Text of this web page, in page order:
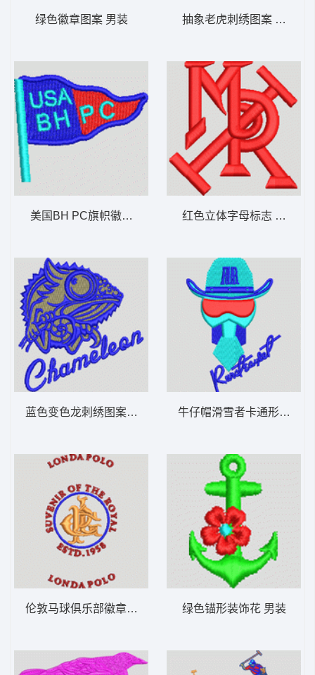
绿色徽章图案 男装
美国BH PC旗帜徽章 男装
蓝色变色龙刺绣图案 男装
伦敦马球俱乐部徽章 男装
抽象老虎刺绣图案 男装
红色立体字母标志 男装
牛仔帽滑雪者卡通形象 男装
绿色锚形装饰花 男装